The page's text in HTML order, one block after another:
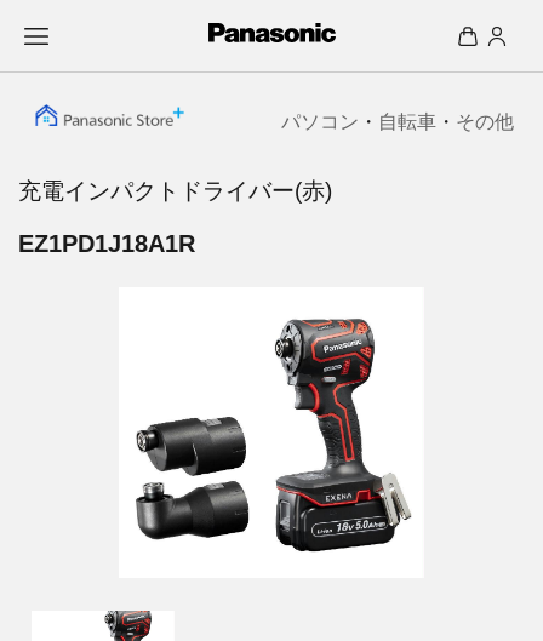
パソコン ・ 自転車 ・ その他
充電インパクトドライバー(赤)
EZ1PD1J18A1R